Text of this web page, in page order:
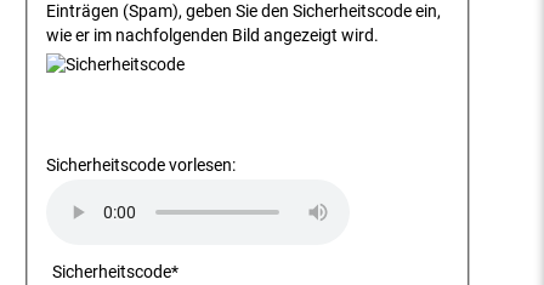
Einträgen (Spam), geben Sie den Sicherheitscode ein,
wie er im nachfolgenden Bild angezeigt wird.
Sicherheitscode vorlesen:
Sicherheitscode*